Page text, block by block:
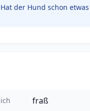
Hat der Hund schon
ich fraß